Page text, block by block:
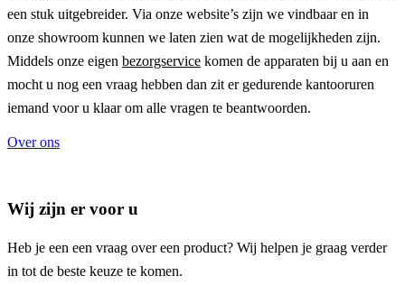
een stuk uitgebreider. Via onze website’s zijn we vindbaar en in
onze showroom kunnen we laten zien wat de mogelijkheden zijn.
Middels onze eigen bezorgservice komen de apparaten bij u aan en
mocht u nog een vraag hebben dan zit er gedurende kantooruren
iemand voor u klaar om alle vragen te beantwoorden.
Over ons
Wij zijn er voor u
Heb je een een vraag over een product? Wij helpen je graag verder
in tot de beste keuze te komen.